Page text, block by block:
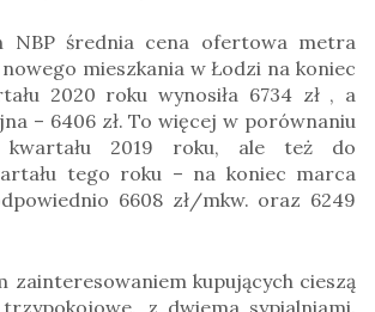
NBP średnia cena ofertowa metra
mieszkania w Łodzi na koniec
2020 roku wynosiła 6734 zł , a
– 6406 zł. To więcej w porównaniu
2019 roku, ale też do
tego roku – na koniec marca
6608 zł/mkw. oraz 6249
zainteresowaniem kupujących cieszą
z dwiema sypialniami.